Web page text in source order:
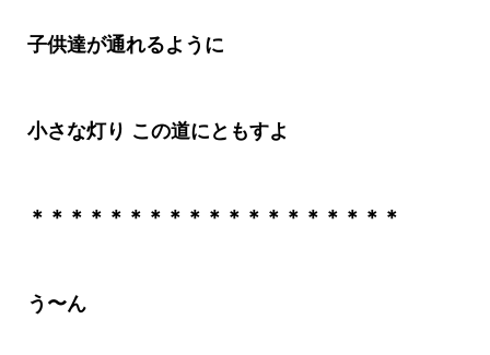
子供達が通れるように
小さな灯り この道にともすよ
＊＊＊＊＊＊＊＊＊＊＊＊＊＊＊＊＊＊＊
う〜ん